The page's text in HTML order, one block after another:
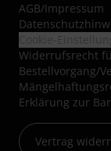
AGB/Impressum
Widerrufsrecht
Bestellvorgang/
Erklärung zur
Vertrag